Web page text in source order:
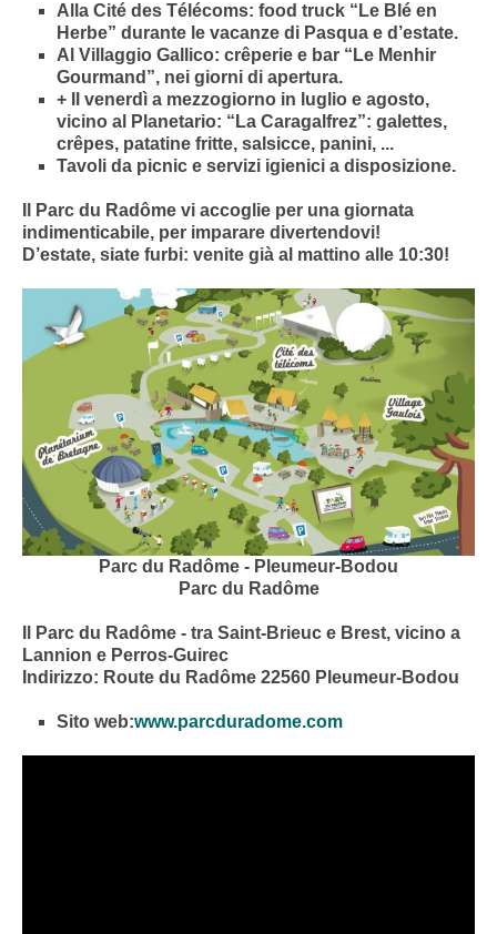
Alla Cité des Télécoms: food truck “Le Blé en
Herbe” durante le vacanze di Pasqua e d’estate.
Al Villaggio Gallico: crêperie e bar “Le Menhir
Gourmand”, nei giorni di apertura.
+ Il venerdì a mezzogiorno in luglio e agosto,
vicino al Planetario: “La Caragalfrez”: galettes,
crêpes, patatine fritte, salsicce, panini, ...
Tavoli da picnic e servizi igienici a disposizione.
Il Parc du Radôme vi accoglie per una giornata
indimenticabile, per imparare divertendovi!
D’estate, siate furbi: venite già al mattino alle 10:30!
Parc du Radôme - Pleumeur-Bodou
Parc du Radôme
Il Parc du Radôme - tra Saint-Brieuc e Brest, vicino a
Lannion e Perros-Guirec
Indirizzo: Route du Radôme 22560 Pleumeur-Bodou
Sito web:www.parcduradome.com